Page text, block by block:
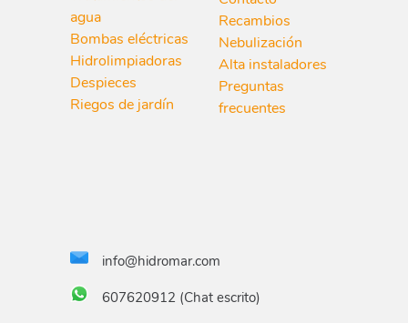
agua
Bombas eléctricas
Hidrolimpiadoras
Despieces
Riegos de jardín
Recambios
Nebulización
Alta instaladores
Preguntas
frecuentes
info@hidromar.com
607620912 (Chat escrito)